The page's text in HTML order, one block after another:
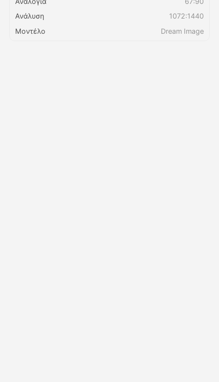
API
Ανάλυση
1072:1440
Μοντέλο
Dream Image